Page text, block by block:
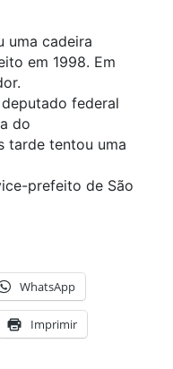
uma cadeira
em 1998. Em
federal
do
tarde tentou uma
prefeito de São
WhatsApp
Imprimir